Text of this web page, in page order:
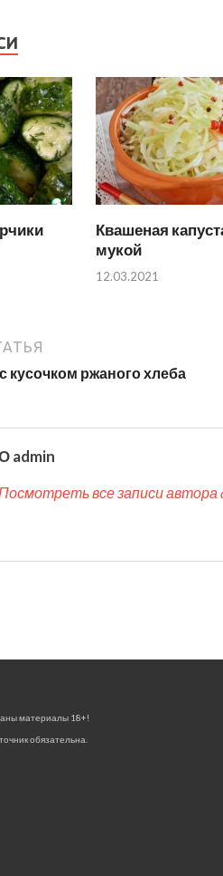
Квашеная
мукой
12.03.2021
кусочком ржаного хлеба
admin
Посмотреть все записи автора
материалы 18+!
обязательна.